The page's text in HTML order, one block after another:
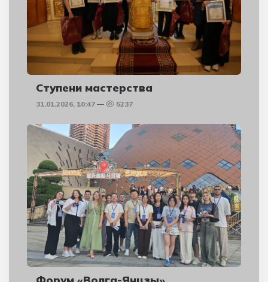
Ступени мастерства
31.01.2026, 10:47 5237